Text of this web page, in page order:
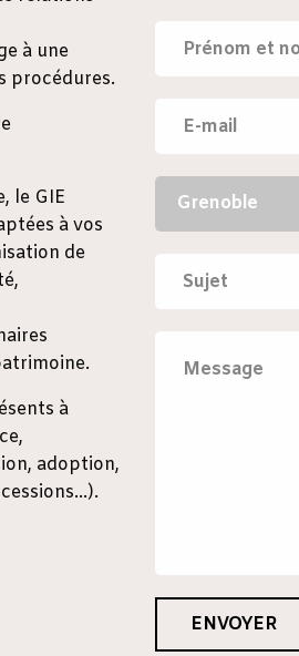
à une
procédures.
le GIE
à vos
de
à
adoption,
ENVOYER